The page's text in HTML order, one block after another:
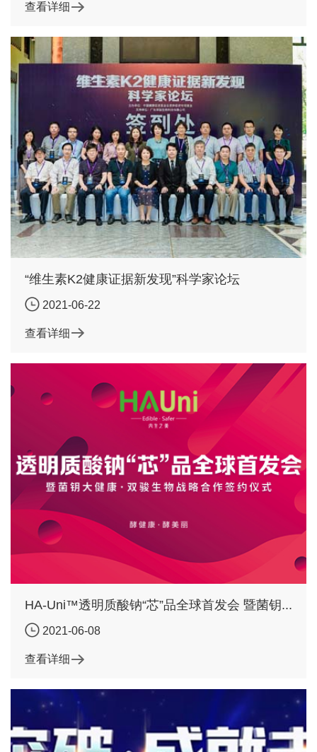
查看详细
“维生素K2健康证据新发现”科学家论坛
2021-06-22
查看详细
HA-Uni™透明质酸钠“芯”品全球首发会 暨菌钥...
2021-06-08
查看详细